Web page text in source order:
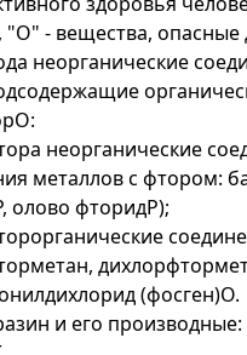
- вещества, опасные
неорганические
неорганические
металлов с фтором:
олово фторидР);
(фосген)О.
и его